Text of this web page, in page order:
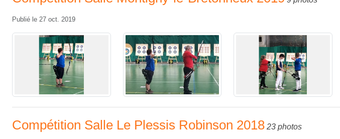
Publié le 27 oct. 2019
Compétition Salle Le Plessis Robinson 2018 23 photos